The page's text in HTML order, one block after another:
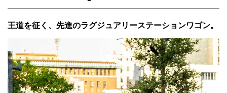
王道を征く、先進のラグジュアリーステーションワゴン。